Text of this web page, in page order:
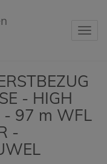
- HIGH
- 97 m WFL
-